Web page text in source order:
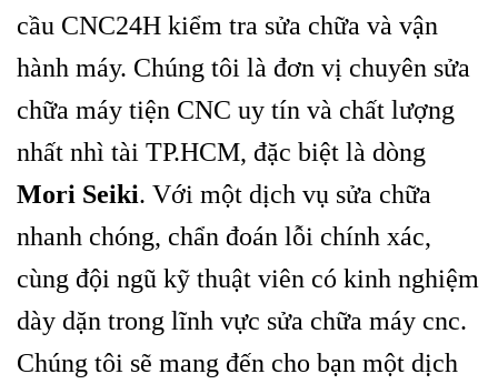
cầu CNC24H kiểm tra sửa chữa và vận
hành máy. Chúng tôi là đơn vị chuyên sửa
chữa máy tiện CNC uy tín và chất lượng
nhất nhì tài TP.HCM, đặc biệt là dòng
Mori Seiki. Với một dịch vụ sửa chữa
nhanh chóng, chẩn đoán lỗi chính xác,
cùng đội ngũ kỹ thuật viên có kinh nghiệm
dày dặn trong lĩnh vực sửa chữa máy cnc.
Chúng tôi sẽ mang đến cho bạn một dịch